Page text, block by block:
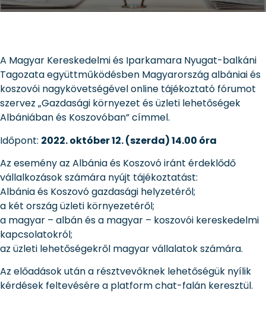
A Magyar Kereskedelmi és Iparkamara Nyugat-balkáni
Tagozata együttműködésben Magyarország albániai és
koszovói nagykövetségével online tájékoztató fórumot
szervez „Gazdasági környezet és üzleti lehetőségek
Albániában és Koszovóban” címmel.
Időpont: 2022. október 12. (szerda) 14.00 óra
Az esemény az Albánia és Koszovó iránt érdeklődő
vállalkozások számára nyújt tájékoztatást:
Albánia és Koszovó gazdasági helyzetéről;
a két ország üzleti környezetéről;
a magyar – albán és a magyar – koszovói kereskedelmi
kapcsolatokról;
az üzleti lehetőségekről magyar vállalatok számára.
Az előadások után a résztvevőknek lehetőségük nyílik
kérdések feltevésére a platform chat-falán keresztül.